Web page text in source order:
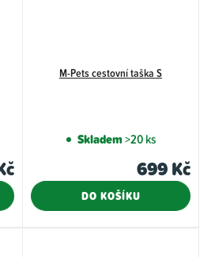
M-Pets cestovní taška S
Skladem>20 ks
699 Kč
DO KOŠÍKU